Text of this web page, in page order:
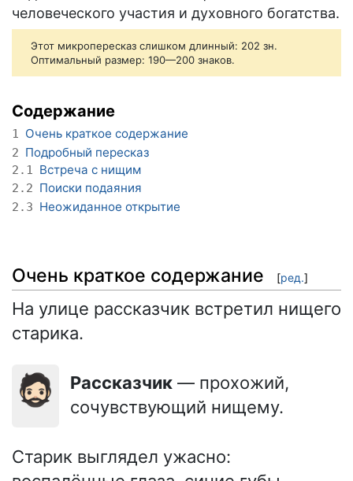
человеческого участия и духовного богатства.
Этот микропересказ слишком длинный: 202 зн.
Оптимальный размер: 190—200 знаков.
Содержание
1 Очень краткое содержание
2 Подробный пересказ
2.1 Встреча с нищим
2.2 Поиски подаяния
2.3 Неожиданное открытие
Очень краткое содержание [ред.]
На улице рассказчик встретил нищего
старика.
🧔🏻 Рассказчик — прохожий,
сочувствующий нищему.
Старик выглядел ужасно: